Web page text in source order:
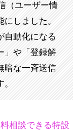
（ユーザー情
しました。
自動化になる
」や「登録解
暗な一斉送信
相談できる特設